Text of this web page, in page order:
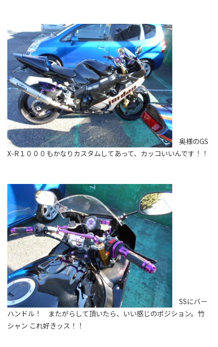
奥様のGS
X-R１０００もかなりカスタムしてあって、カッコいいんです！！
SSにバー
ハンドル！ またがらして頂いたら、いい感じのポジション。竹
シャン これ好きッス！！